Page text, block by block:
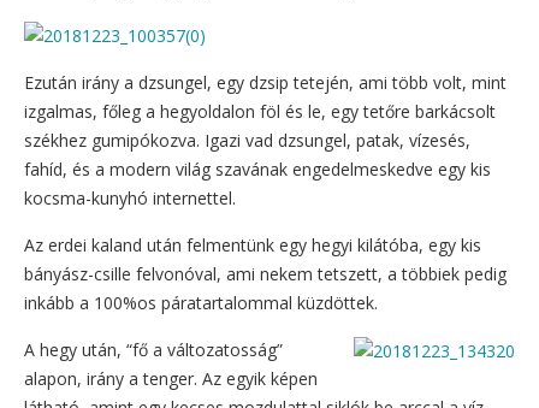
Ezután irány a dzsungel, egy dzsip tetején, ami több volt, mint
izgalmas, főleg a hegyoldalon föl és le, egy tetőre barkácsolt
székhez gumipókozva. Igazi vad dzsungel, patak, vízesés,
fahíd, és a modern világ szavának engedelmeskedve egy kis
kocsma-kunyhó internettel.
Az erdei kaland után felmentünk egy hegyi kilátóba, egy kis
bányász-csille felvonóval, ami nekem tetszett, a többiek pedig
inkább a 100%os páratartalommal küzdöttek.
A hegy után, “fő a változatosság”
alapon, irány a tenger. Az egyik képen